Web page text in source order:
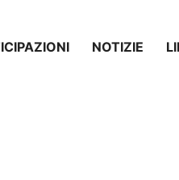
NOTIZIE